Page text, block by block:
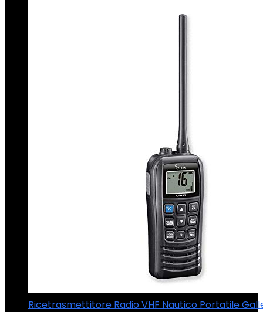
Ricetrasmettitore Radio VHF Nautico Portatile